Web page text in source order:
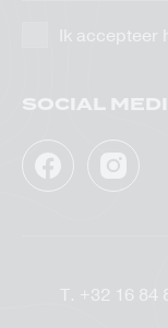
Ik accepteer
SOCIAL
Facebook
GolfLab
Instagram
GolfLab
T. +32 16 84